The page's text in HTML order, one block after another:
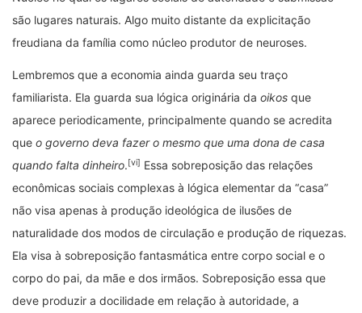
são lugares naturais. Algo muito distante da explicitação
freudiana da família como núcleo produtor de neuroses.
Lembremos que a economia ainda guarda seu traço
familiarista. Ela guarda sua lógica originária da oikos que
aparece periodicamente, principalmente quando se acredita
que o governo deva fazer o mesmo que uma dona de casa
quando falta dinheiro. [vi] Essa sobreposição das relações
econômicas sociais complexas à lógica elementar da “casa”
não visa apenas à produção ideológica de ilusões de
naturalidade dos modos de circulação e produção de riquezas.
Ela visa à sobreposição fantasmática entre corpo social e o
corpo do pai, da mãe e dos irmãos. Sobreposição essa que
deve produzir a docilidade em relação à autoridade, a